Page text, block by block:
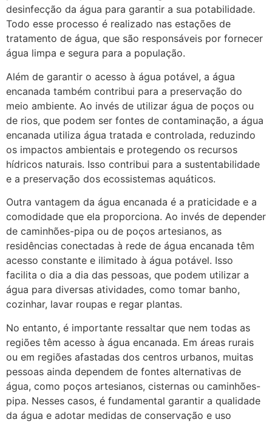
desinfecção da água para garantir a sua potabilidade.
Todo esse processo é realizado nas estações de
tratamento de água, que são responsáveis por fornecer
água limpa e segura para a população.
Além de garantir o acesso à água potável, a água
encanada também contribui para a preservação do
meio ambiente. Ao invés de utilizar água de poços ou
de rios, que podem ser fontes de contaminação, a água
encanada utiliza água tratada e controlada, reduzindo
os impactos ambientais e protegendo os recursos
hídricos naturais. Isso contribui para a sustentabilidade
e a preservação dos ecossistemas aquáticos.
Outra vantagem da água encanada é a praticidade e a
comodidade que ela proporciona. Ao invés de depender
de caminhões-pipa ou de poços artesianos, as
residências conectadas à rede de água encanada têm
acesso constante e ilimitado à água potável. Isso
facilita o dia a dia das pessoas, que podem utilizar a
água para diversas atividades, como tomar banho,
cozinhar, lavar roupas e regar plantas.
No entanto, é importante ressaltar que nem todas as
regiões têm acesso à água encanada. Em áreas rurais
ou em regiões afastadas dos centros urbanos, muitas
pessoas ainda dependem de fontes alternativas de
água, como poços artesianos, cisternas ou caminhões-
pipa. Nesses casos, é fundamental garantir a qualidade
da água e adotar medidas de conservação e uso